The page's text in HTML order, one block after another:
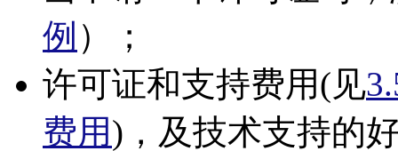
例 ）；
许可证和支持费用(见
费用)，及技术支持的